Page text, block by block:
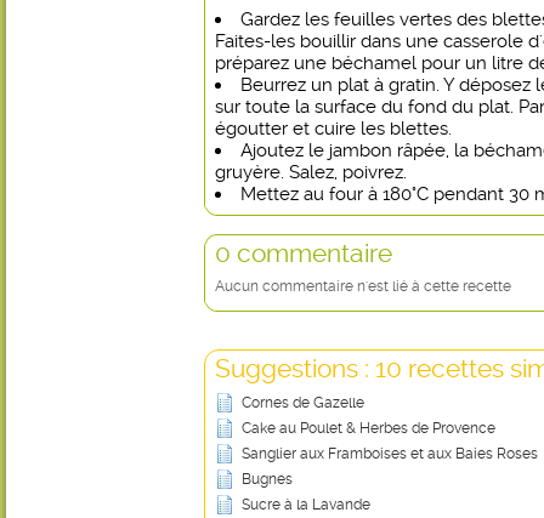
Gardez les feuilles vertes des
Faites-les bouillir dans une casserole
préparez une béchamel pour un litre
Beurrez un plat à gratin. Y déposez
sur toute la surface du fond du plat.
égoutter et cuire les blettes.
Ajoutez le jambon râpée, la
gruyère. Salez, poivrez.
Mettez au four à 180°C pendant 30
0 commentaire
Aucun commentaire n'est lié à cette recette
Suggestions : 10 recettes
Cornes de Gazelle
Cake au Poulet & Herbes de Provence
Sanglier aux Framboises et aux Baies Roses
Bugnes
Sucre à la Lavande